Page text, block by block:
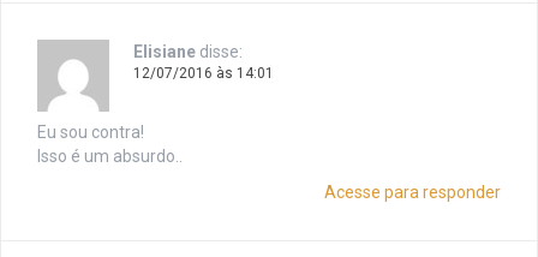
Elisiane disse:
12/07/2016 às 14:01
Eu sou contra!
Isso é um absurdo..
Acesse para responder